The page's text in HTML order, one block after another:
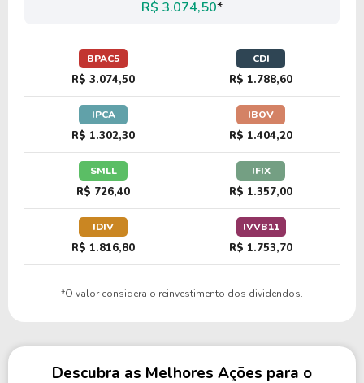
R$ 3.074,50*
BPAC5
R$ 3.074,50
CDI
R$ 1.788,60
IPCA
R$ 1.302,30
IBOV
R$ 1.404,20
SMLL
R$ 726,40
IFIX
R$ 1.357,00
IDIV
R$ 1.816,80
IVVB11
R$ 1.753,70
*O valor considera o reinvestimento dos dividendos.
Descubra as Melhores Ações para o